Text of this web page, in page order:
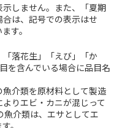
しません。また、「夏期
は、記号での表示はせ
す。
落花生」「えび」「か
を含んでいる場合に品目名
介類を原材料として製造
りエビ・カニが混じって
魚介類は、エサとしてエ
。